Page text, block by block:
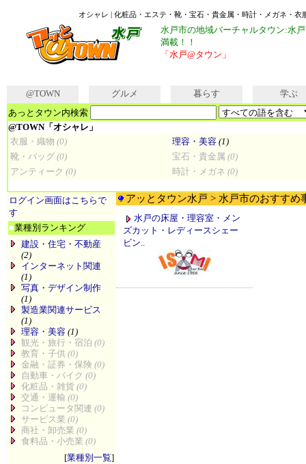
オシャレ | 化粧品・エステ・靴・宝石・貴金属・時計・メガネ・
水戸市の地域バーチャルタウン:水
満載！！
「水戸@タウン」
@TOWN グルメ 暮らす
学ぶ
あっとタウン内検索
@TOWN「オシャレ」
衣服・織物 (0) 理容・美容 (1)
靴・バッグ (0) 宝石・貴金属 (0)
アンティーク (0) 時計・メガネ (0)
ログイン画面はこちらで
す
■業種別ランキング
建設・住宅・不動産
(2)
インターネット関連
(1)
写真・デザイン制作
(1)
製造業関連サービス
(1)
理容・美容 (1)
観光・旅行・宿泊 (0)
教育・子供 (0)
金融・証券・保険 (0)
自動車・バイク (0)
化粧品・雑貨 (0)
交通・運輸 (0)
コンピュータ関連 (0)
サービス業 (0)
商社・卸売業 (0)
食料品・小売業 (0)
[業種別一覧]
アッとタウン水戸 > 水戸市のおすすめ
水戸の床屋・理容室・メン
ズカット・レディースシェー
ビン..